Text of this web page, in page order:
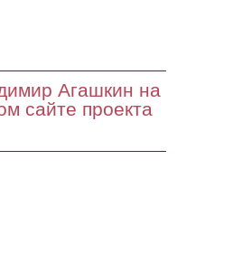
Агашкин на
сайте проекта